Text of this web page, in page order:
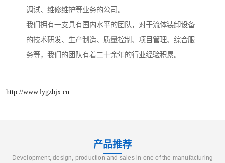
调试、维修维护等业务的公司。
我们拥有一支具有国内水平的团队，对于流体装卸设备
的技术研发、生产制造、质量控制、项目管理、综合服
务等，我们的团队有着二十余年的行业经验积累。
http://www.lygzbjx.cn
产品推荐
Development, design, production and sales in one of the manufacturing